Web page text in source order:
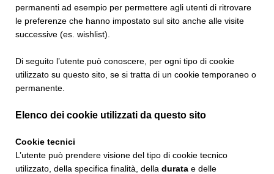
permanenti ad esempio per permettere agli utenti di ritrovare
le preferenze che hanno impostato sul sito anche alle visite
successive (es. wishlist).
Di seguito l’utente può conoscere, per ogni tipo di cookie
utilizzato su questo sito, se si tratta di un cookie temporaneo o
permanente.
Elenco dei cookie utilizzati da questo sito
Cookie tecnici
L’utente può prendere visione del tipo di cookie tecnico
utilizzato, della specifica finalità, della durata e delle